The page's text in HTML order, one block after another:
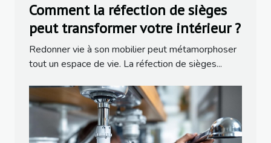
Comment la réfection de sièges
peut transformer votre intérieur ?
Redonner vie à son mobilier peut métamorphoser
tout un espace de vie. La réfection de sièges...